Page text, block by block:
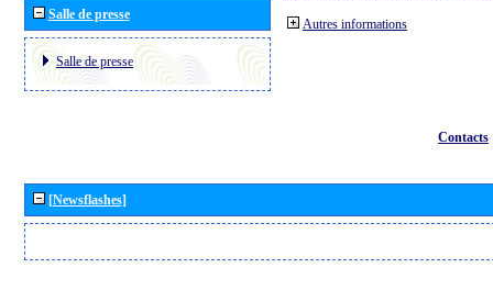
Salle de presse
Salle de presse
Autres informations
Contacts
[Newsflashes]